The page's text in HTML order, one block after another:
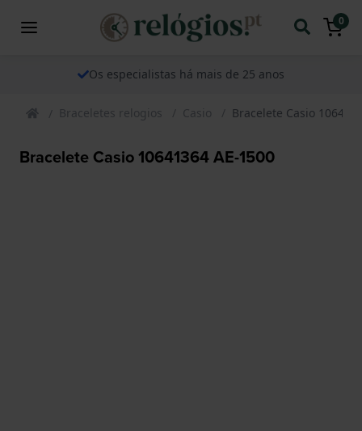
0
Os especialistas há mais de 25 anos
Braceletes relogios Casio Bracelete Casio
Bracelete Casio 10641364 AE-1500